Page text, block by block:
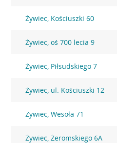
Żywiec, Kościuszki 60
Żywiec, oś 700 lecia 9
Żywiec, Piłsudskiego 7
Żywiec, ul. Kościuszki 12
Żywiec, Wesoła 71
Żywiec, Żeromskiego 6A